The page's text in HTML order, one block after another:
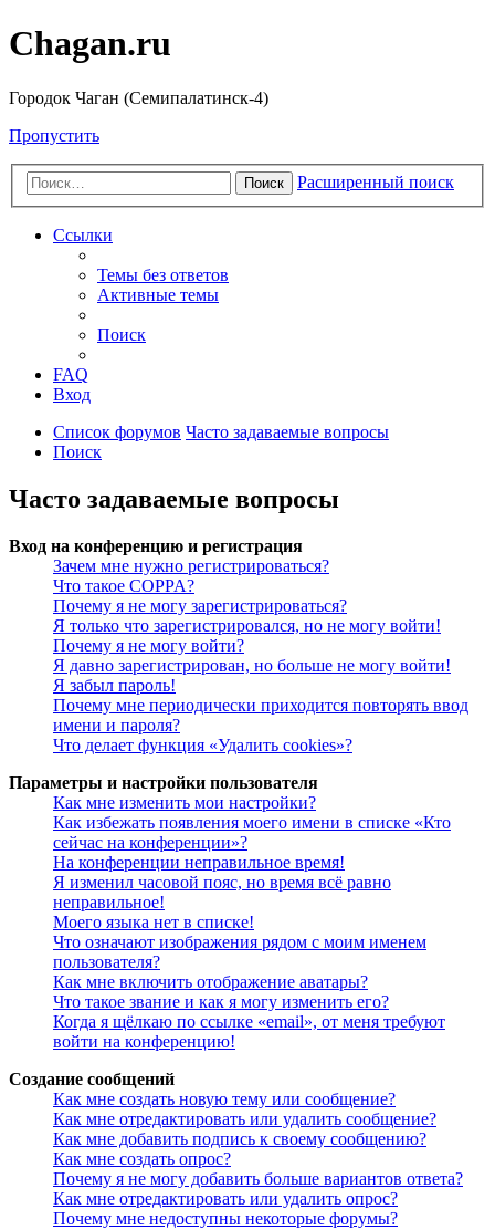
Chagan.ru
Городок Чаган (Семипалатинск-4)
Пропустить
Поиск Расширенный поиск
Ссылки
Темы без ответов
Активные темы
Поиск
FAQ
Вход
Список форумов Часто задаваемые вопросы
Поиск
Часто задаваемые вопросы
Вход на конференцию и регистрация
Зачем мне нужно регистрироваться?
Что такое COPPA?
Почему я не могу зарегистрироваться?
Я только что зарегистрировался, но не могу войти!
Почему я не могу войти?
Я давно зарегистрирован, но больше не могу войти!
Я забыл пароль!
Почему мне периодически приходится повторять ввод
имени и пароля?
Что делает функция «Удалить cookies»?
Параметры и настройки пользователя
Как мне изменить мои настройки?
Как избежать появления моего имени в списке «Кто
сейчас на конференции»?
На конференции неправильное время!
Я изменил часовой пояс, но время всё равно
неправильное!
Моего языка нет в списке!
Что означают изображения рядом с моим именем
пользователя?
Как мне включить отображение аватары?
Что такое звание и как я могу изменить его?
Когда я щёлкаю по ссылке «email», от меня требуют
войти на конференцию!
Создание сообщений
Как мне создать новую тему или сообщение?
Как мне отредактировать или удалить сообщение?
Как мне добавить подпись к своему сообщению?
Как мне создать опрос?
Почему я не могу добавить больше вариантов ответа?
Как мне отредактировать или удалить опрос?
Почему мне недоступны некоторые форумы?